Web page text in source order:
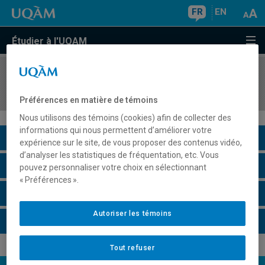
FR EN
Étudier à l'UQAM
COURS//
Description du cours
Horaire - Été 2026
Préférences en matière de témoins
Nous utilisons des témoins (cookies) afin de collecter des
informations qui nous permettent d’améliorer votre
expérience sur le site, de vous proposer des contenus vidéo,
d’analyser les statistiques de fréquentation, etc. Vous
pouvez personnaliser votre choix en sélectionnant
« Préférences ».
Tout refuser
Autoriser les témoins